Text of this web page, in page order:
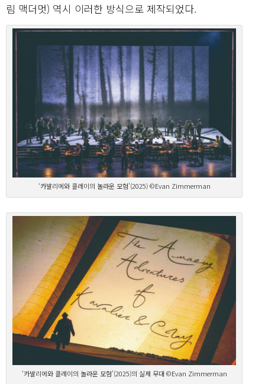
림 맥더멋) 역시 이러한 방식으로 제작되었다.
‘카발리에와 클레이의 놀라운 모험’(2025) ©Evan Zimmerman
‘카발리에와 클레이의 놀라운 모험’(2025)의 실제 무대 ©Evan Zimmerman